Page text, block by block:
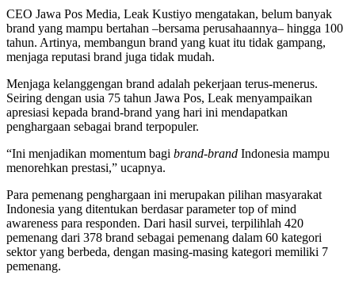
CEO Jawa Pos Media, Leak Kustiyo mengatakan, belum banyak
brand yang mampu bertahan –bersama perusahaannya– hingga 100
tahun. Artinya, membangun brand yang kuat itu tidak gampang,
menjaga reputasi brand juga tidak mudah.
Menjaga kelanggengan brand adalah pekerjaan terus-menerus.
Seiring dengan usia 75 tahun Jawa Pos, Leak menyampaikan
apresiasi kepada brand-brand yang hari ini mendapatkan
penghargaan sebagai brand terpopuler.
“Ini menjadikan momentum bagi brand-brand Indonesia mampu
menorehkan prestasi,” ucapnya.
Para pemenang penghargaan ini merupakan pilihan masyarakat
Indonesia yang ditentukan berdasar parameter top of mind
awareness para responden. Dari hasil survei, terpilihlah 420
pemenang dari 378 brand sebagai pemenang dalam 60 kategori
sektor yang berbeda, dengan masing-masing kategori memiliki 7
pemenang.